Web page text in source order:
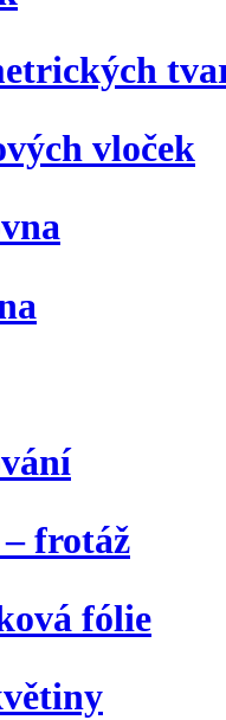
vloček
frotáž
fólie